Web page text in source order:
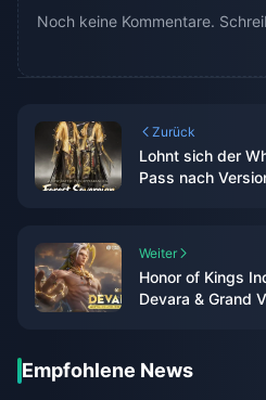
Noch keine Kommentare.
Zurück
Lohnt sich der
Pass nach
Weiter
Honor of Kings
Devara & Grand
Empfohlene News